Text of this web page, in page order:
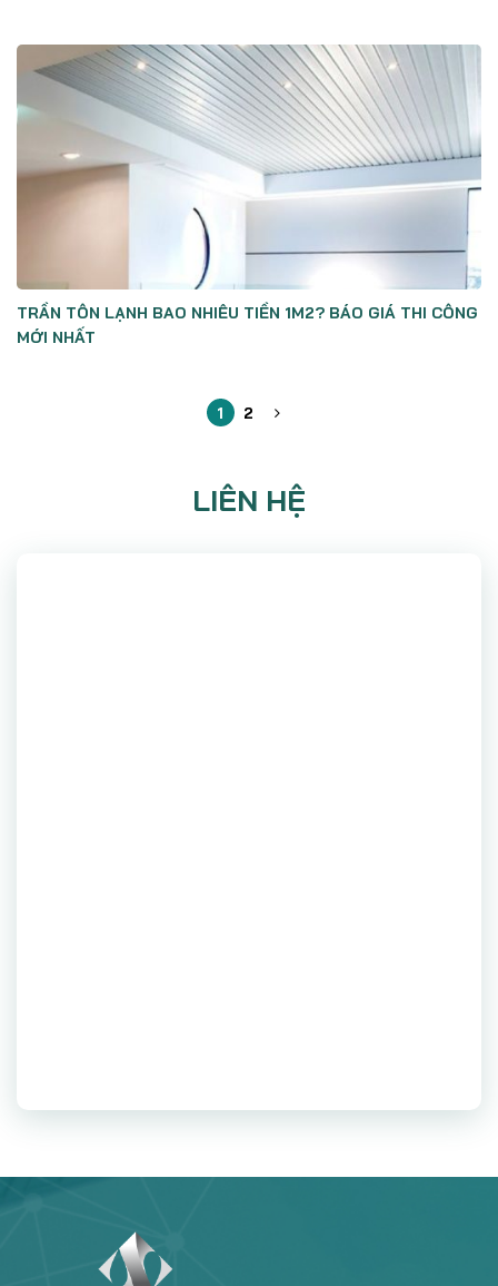
TRẦN TÔN LẠNH BAO NHIÊU TIỀN 1M2? BÁO GIÁ THI CÔNG
MỚI NHẤT
1 2
LIÊN HỆ